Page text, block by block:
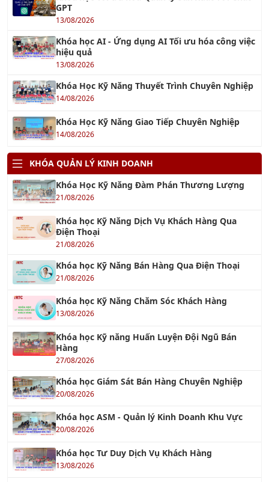
GPT
13/08/2026
Khóa học AI - Ứng dụng AI Tối ưu hóa công việc
hiệu quả
13/08/2026
Khóa Học Kỹ Năng Thuyết Trình Chuyên Nghiệp
14/08/2026
Khóa Học Kỹ Năng Giao Tiếp Chuyên Nghiệp
14/08/2026
KHÓA QUẢN LÝ KINH DOANH
Khóa Học Kỹ Năng Đàm Phán Thương Lượng
21/08/2026
Khóa học Kỹ Năng Dịch Vụ Khách Hàng Qua
Điện Thoại
21/08/2026
Khóa học Kỹ Năng Bán Hàng Qua Điện Thoại
21/08/2026
Khóa học Kỹ Năng Chăm Sóc Khách Hàng
13/08/2026
Khóa học Kỹ năng Huấn Luyện Đội Ngũ Bán
Hàng
27/08/2026
Khóa học Giám Sát Bán Hàng Chuyên Nghiệp
20/08/2026
Khóa học ASM - Quản lý Kinh Doanh Khu Vực
20/08/2026
Khóa học Tư Duy Dịch Vụ Khách Hàng
13/08/2026